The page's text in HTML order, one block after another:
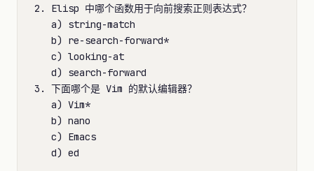
2. Elisp 中哪个函数用于向前搜索正则表达式？
   a) string-match
   b) re-search-forward*
   c) looking-at
   d) search-forward
3. 下面哪个是 Vim 的默认编辑器？
   a) Vim*
   b) nano
   c) Emacs